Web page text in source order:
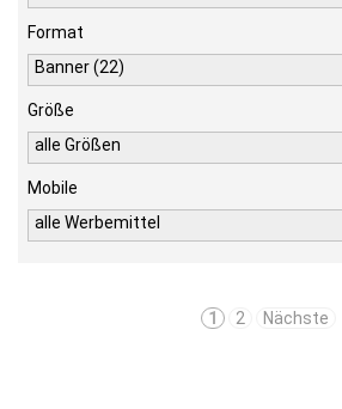
Format
Banner (22)
Größe
alle Größen
Mobile
alle Werbemittel
1 2 Nächste